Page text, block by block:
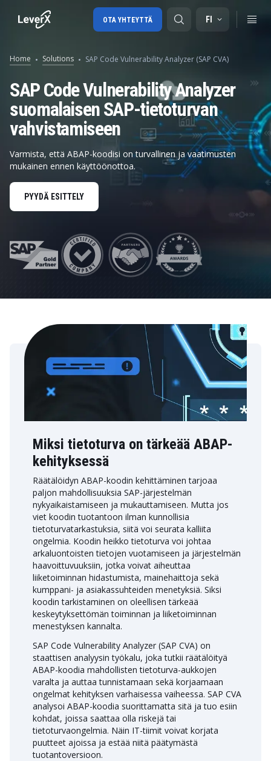
SAP-tuki
SAP-konsultointi
SAP Ariba
SAP EWM
FI
OTA YHTEYTTÄ
Home Solutions SAP Code Vulnerability Analyzer (SAP CVA)
SAP Code Vulnerability Analyzer
suomalaisen SAP-tietoturvan
vahvistamiseen
Varmista, että ABAP-koodisi on turvallinen ja vaatimusten
mukainen ennen käyttöönottoa.
PYYDÄ ESITTELY
Miksi tietoturva on tärkeää ABAP-
kehityksessä
Räätälöidyn ABAP-koodin kehittäminen tarjoaa
paljon mahdollisuuksia SAP-järjestelmän
nykyaikaistamiseen ja mukauttamiseen. Mutta jos
viet koodin tuotantoon ilman kunnollisia
tietoturvatarkastuksia, siitä voi seurata kalliita
ongelmia. Koodin heikko tietoturva voi johtaa
arkaluontoisten tietojen vuotamiseen ja järjestelmän
haavoittuvuuksiin, jotka voivat aiheuttaa
liiketoiminnan hidastumista, mainehaittoja sekä
kumppani- ja asiakassuhteiden menetyksiä. Siksi
koodin tarkistaminen on oleellisen tärkeää
keskeytyksettömän toiminnan ja liiketoiminnan
menestyksen kannalta.
SAP Code Vulnerability Analyzer (SAP CVA) on
staattisen analyysin työkalu, joka tutkii räätälöityä
ABAP-koodia mahdollisten tietoturva-aukkojen
varalta ja auttaa tunnistamaan sekä korjaamaan
ongelmat kehityksen varhaisessa vaiheessa. SAP CVA
analysoi ABAP-koodia suorittamatta sitä ja tuo esiin
kohdat, joissa saattaa olla riskejä tai
tietoturvaongelmia. Näin IT-tiimit voivat korjata
puutteet ajoissa ja estää niitä päätymästä
tuotantoversioon.